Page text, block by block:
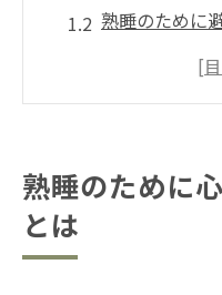
熟睡のために
一瞬で熟睡で
千葉県で質の高い
熟睡のために
とは